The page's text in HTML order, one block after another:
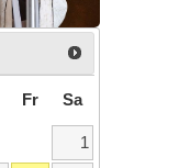
Fr Sa
1